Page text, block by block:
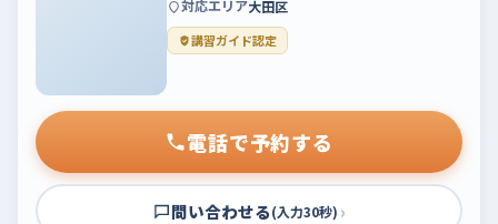
対応エリア大田区
講習ガイド認定
電話で予約する
問い合わせる(入力30秒) ›